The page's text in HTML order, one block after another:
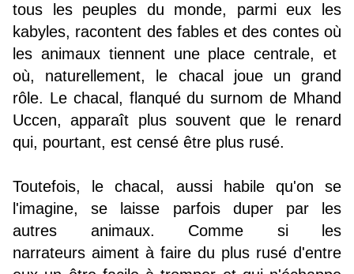
tous les peuples du monde, parmi eux les
kabyles, racontent des fables et des contes où
les animaux tiennent une place centrale, et
où, naturellement, le chacal joue un grand
rôle. Le chacal, flanqué du surnom de Mhand
Uccen, apparaît plus souvent que le renard
qui, pourtant, est censé être plus rusé.
Toutefois, le chacal, aussi habile qu'on se
l'imagine, se laisse parfois duper par les
autres animaux. Comme si les
narrateurs aiment à faire du plus rusé d'entre